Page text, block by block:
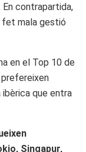
contrapartida,
fet mala gestió
en el Top 10 de
ibèrica que entra
Singapur,